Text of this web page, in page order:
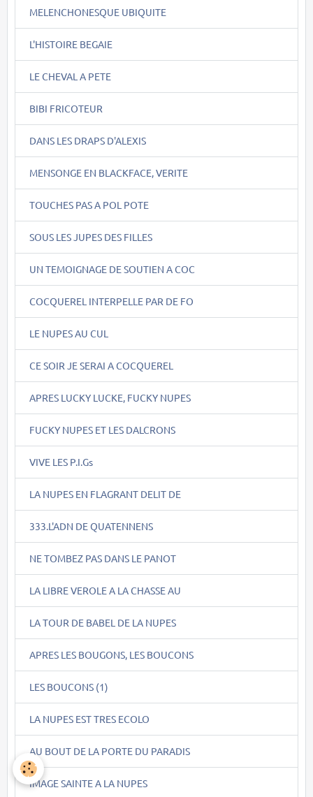
MELENCHONESQUE UBIQUITE
L'HISTOIRE BEGAIE
LE CHEVAL A PETE
BIBI FRICOTEUR
DANS LES DRAPS D'ALEXIS
MENSONGE EN BLACKFACE, VERITE
TOUCHES PAS A POL POTE
SOUS LES JUPES DES FILLES
UN TEMOIGNAGE DE SOUTIEN A COC
COCQUEREL INTERPELLE PAR DE FO
LE NUPES AU CUL
CE SOIR JE SERAI A COCQUEREL
APRES LUCKY LUCKE, FUCKY NUPES
FUCKY NUPES ET LES DALCRONS
VIVE LES P.I.Gs
LA NUPES EN FLAGRANT DELIT DE
333.L'ADN DE QUATENNENS
NE TOMBEZ PAS DANS LE PANOT
LA LIBRE VEROLE A LA CHASSE AU
LA TOUR DE BABEL DE LA NUPES
APRES LES BOUGONS, LES BOUCONS
LES BOUCONS (1)
LA NUPES EST TRES ECOLO
AU BOUT DE LA PORTE DU PARADIS
IMAGE SAINTE A LA NUPES